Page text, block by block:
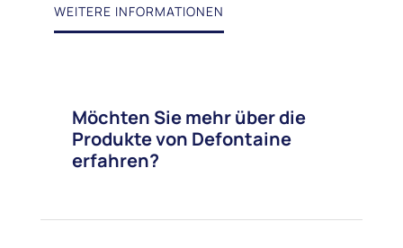
WEITERE INFORMATIONEN
Möchten Sie mehr über die
Produkte von Defontaine
erfahren?